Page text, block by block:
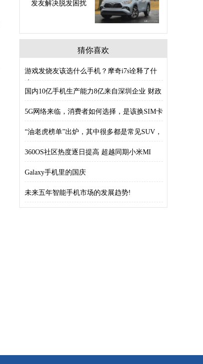
猜你喜欢
游戏发烧友该选什么手机？摩奇i7s诠释了什
么
国内10亿手机生产能力8亿来自深圳企业 财政
5G网络来临，消费者如何选择，是该换SIM卡
“油老虎榜单”出炉，其中很多都是常见SUV，
360OS社区热度逐日提高 超越同期小米MI
Galaxy手机里的国庆
未来五年智能手机市场的发展趋势!